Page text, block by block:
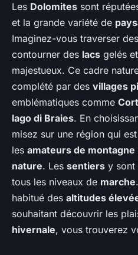
Les Dolomites sont
et la grande variété de
Imaginez-vous traverser des
contourner des lacs gelés
majestueux. Ce cadre
complété par des villages
emblématiques comme
lago di Braies. En
misez sur une région qui
les amateurs de montagne
nature. Les sentiers y sont
tous les niveaux de marche
habitué des altitudes
souhaitant découvrir les
hivernale, vous trouverez